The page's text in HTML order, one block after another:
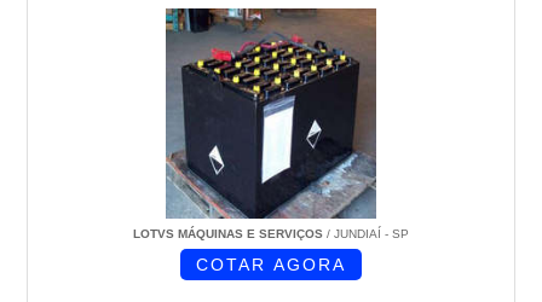
LOTVS MÁQUINAS E SERVIÇOS / JUNDIAÍ - SP
COTAR AGORA